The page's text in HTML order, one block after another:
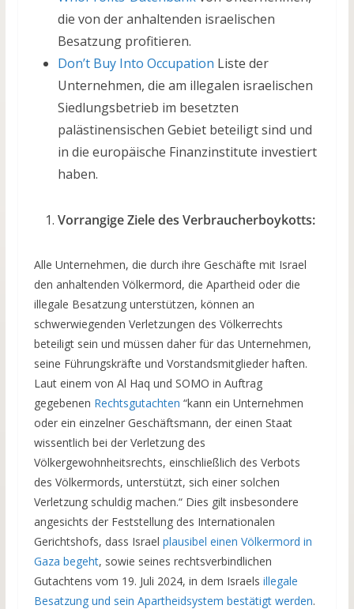
die von der anhaltenden israelischen
Besatzung profitieren.
Don’t Buy Into Occupation Liste der
Unternehmen, die am illegalen israelischen
Siedlungsbetrieb im besetzten
palästinensischen Gebiet beteiligt sind und
in die europäische Finanzinstitute investiert
haben.
Vorrangige Ziele des Verbraucherboykotts:
Alle Unternehmen, die durch ihre Geschäfte mit Israel
den anhaltenden Völkermord, die Apartheid oder die
illegale Besatzung unterstützen, können an
schwerwiegenden Verletzungen des Völkerrechts
beteiligt sein und müssen daher für das Unternehmen,
seine Führungskräfte und Vorstandsmitglieder haften.
Laut einem von Al Haq und SOMO in Auftrag
gegebenen Rechtsgutachten “kann ein Unternehmen
oder ein einzelner Geschäftsmann, der einen Staat
wissentlich bei der Verletzung des
Völkergewohnheitsrechts, einschließlich des Verbots
des Völkermords, unterstützt, sich einer solchen
Verletzung schuldig machen.“ Dies gilt insbesondere
angesichts der Feststellung des Internationalen
Gerichtshofs, dass Israel plausibel einen Völkermord in
Gaza begeht, sowie seines rechtsverbindlichen
Gutachtens vom 19. Juli 2024, in dem Israels illegale
Besatzung und sein Apartheidsystem bestätigt werden.